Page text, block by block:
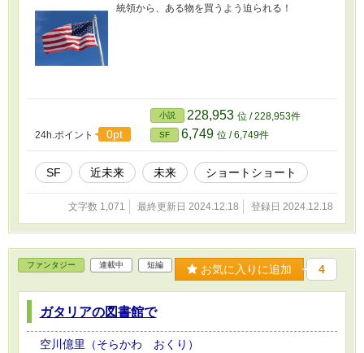
統領から、ある物を買うよう迫られる！
24h.ポイント 0pt
小説 228,953 位 / 228,953件
SF 6,749 位 / 6,749件
SF 近未来 未来 ショートショート
文字数 1,071 最終更新日 2024.12.18 登録日 2024.12.18
ファンタジー 連載中 短編 お気に入りに追加 4
ガタリアの図書館で
空川億里（そらかわ おくり）